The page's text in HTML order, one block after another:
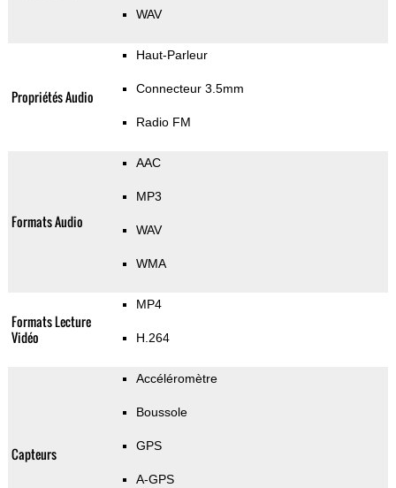
WAV
Propriétés Audio
Haut-Parleur
Connecteur 3.5mm
Radio FM
Formats Audio
AAC
MP3
WAV
WMA
Formats Lecture
Vidéo
MP4
H.264
Capteurs
Accéléromètre
Boussole
GPS
A-GPS